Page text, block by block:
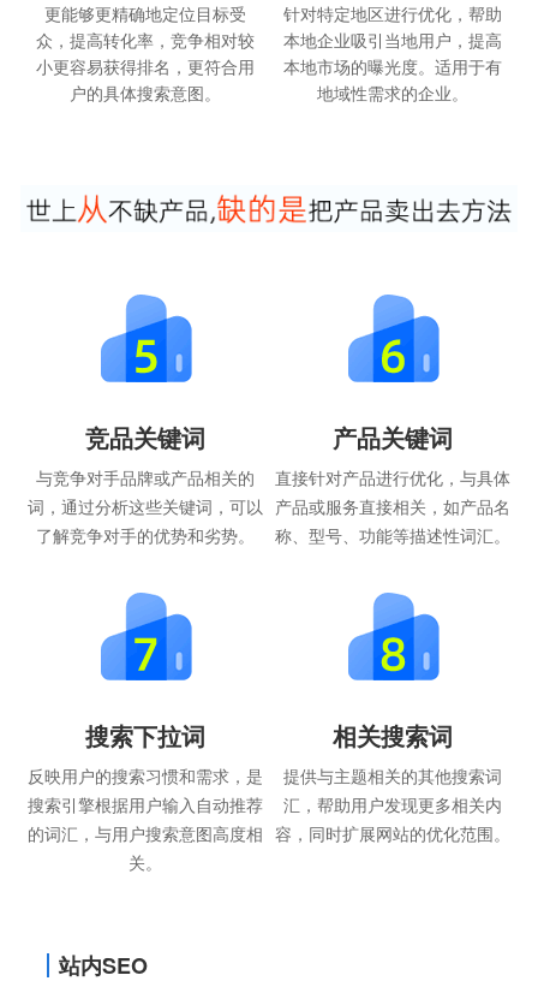
更能够更精确地定位目标受
众，提高转化率，竞争相对较
小更容易获得排名，更符合用
户的具体搜索意图。
针对特定地区进行优化，帮助
本地企业吸引当地用户，提高
本地市场的曝光度。适用于有
地域性需求的企业。
竞品关键词
与竞争对手品牌或产品相关的
词，通过分析这些关键词，可以
了解竞争对手的优势和劣势。
产品关键词
直接针对产品进行优化，与具体
产品或服务直接相关，如产品名
称、型号、功能等描述性词汇。
搜索下拉词
反映用户的搜索习惯和需求，是
搜索引擎根据用户输入自动推荐
的词汇，与用户搜索意图高度相
关。
相关搜索词
提供与主题相关的其他搜索词
汇，帮助用户发现更多相关内
容，同时扩展网站的优化范围。
站内SEO